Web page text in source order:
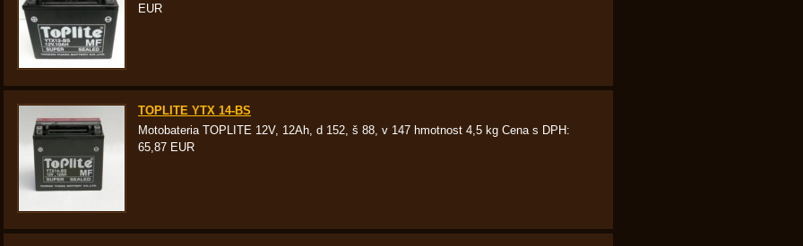
EUR
TOPLITE YTX 14-BS
Motobateria TOPLITE 12V, 12Ah, d 152, š 88, v 147 hmotnost 4,5 kg Cena s DPH:
65,87 EUR